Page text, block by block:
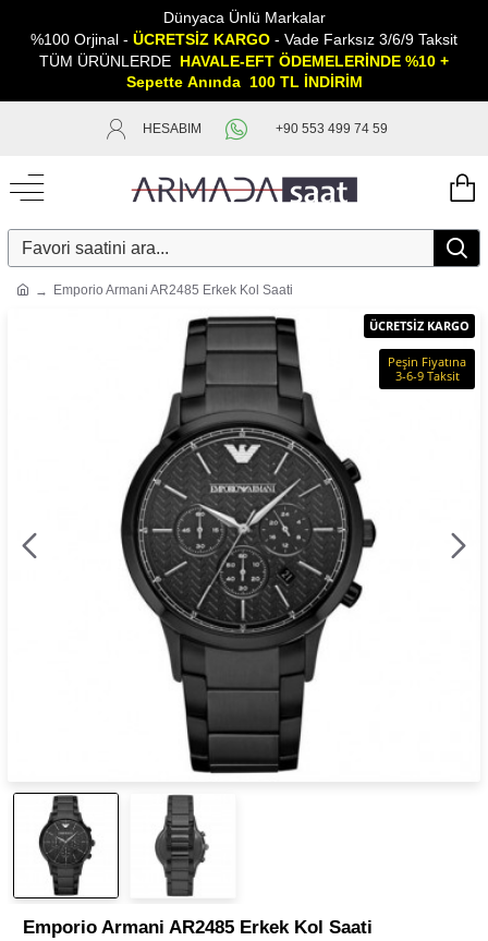
Dünyaca Ünlü Markalar
%100 Orjinal - ÜCRETSİZ KARGO - Vade Farksız 3/6/9 Taksit
TÜM ÜRÜNLERDE HAVALE-EFT ÖDEMELERİNDE %10 +
Sepette Anında 100 TL İNDİRİM
HESABIM +90 553 499 74 59
Emporio Armani AR2485 Erkek Kol Saati
ÜCRETSİZ KARGO
Peşin Fiyatına
3-6-9 Taksit
Emporio Armani AR2485 Erkek Kol Saati